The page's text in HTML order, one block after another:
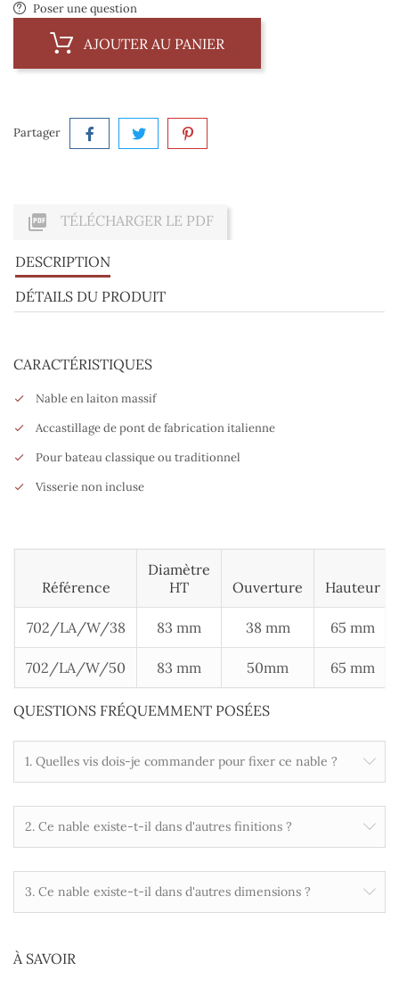
Poser une question
AJOUTER AU PANIER
Partager
 TÉLÉCHARGER LE PDF
DESCRIPTION
DÉTAILS DU PRODUIT
CARACTÉRISTIQUES
Nable en laiton massif
Accastillage de pont de fabrication italienne
Pour bateau classique ou traditionnel
Visserie non incluse
Référence
Diamètre
HT
Ouverture Hauteur
702/LA/W/38 83 mm 38 mm 65 mm
702/LA/W/50 83 mm 50mm 65 mm
QUESTIONS FRÉQUEMMENT POSÉES
1. Quelles vis dois-je commander pour fixer ce nable ?
2. Ce nable existe-t-il dans d'autres finitions ?
3. Ce nable existe-t-il dans d'autres dimensions ?
À SAVOIR